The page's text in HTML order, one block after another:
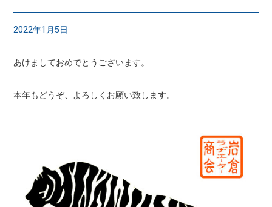
2022年1月5日
あけましておめでとうございます。
本年もどうぞ、よろしくお願い致します。